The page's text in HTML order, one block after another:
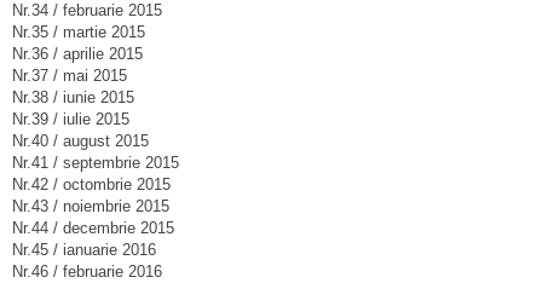
Nr.34 / februarie 2015
Nr.35 / martie 2015
Nr.36 / aprilie 2015
Nr.37 / mai 2015
Nr.38 / iunie 2015
Nr.39 / iulie 2015
Nr.40 / august 2015
Nr.41 / septembrie 2015
Nr.42 / octombrie 2015
Nr.43 / noiembrie 2015
Nr.44 / decembrie 2015
Nr.45 / ianuarie 2016
Nr.46 / februarie 2016